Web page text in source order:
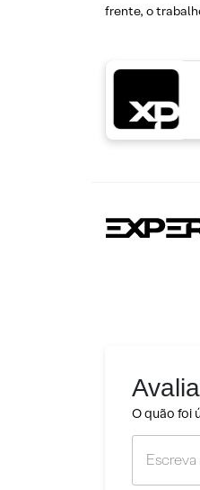
frente, o
O quão foi